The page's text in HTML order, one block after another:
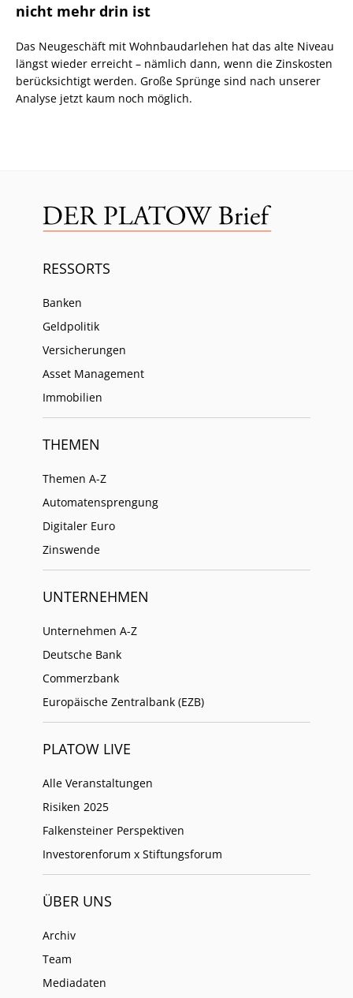
nicht mehr drin ist
Das Neugeschäft mit Wohnbaudarlehen hat das alte Niveau
längst wieder erreicht – nämlich dann, wenn die Zinskosten
berücksichtigt werden. Große Sprünge sind nach unserer
Analyse jetzt kaum noch möglich.
RESSORTS
Banken
Geldpolitik
Versicherungen
Asset Management
Immobilien
THEMEN
Themen A-Z
Automatensprengung
Digitaler Euro
Zinswende
UNTERNEHMEN
Unternehmen A-Z
Deutsche Bank
Commerzbank
Europäische Zentralbank (EZB)
PLATOW LIVE
Alle Veranstaltungen
Risiken 2025
Falkensteiner Perspektiven
Investorenforum x Stiftungsforum
ÜBER UNS
Archiv
Team
Mediadaten